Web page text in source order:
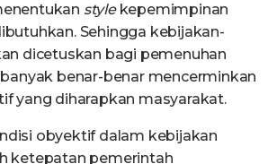
style kepemimpinan
Sehingga kebijakan-
dicetuskan bagi pemenuhan
benar-benar mencerminkan
yang diharapkan masyarakat.
obyektif dalam kebijakan
ketepatan pemerintah